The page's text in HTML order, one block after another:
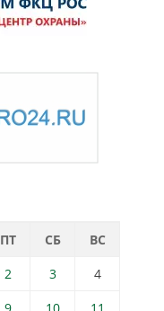
ПТ СБ
ВС
2 3
4
9 10
11